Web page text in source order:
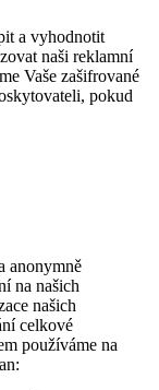
a vyhodnotit
naši reklamní
Vaše zašifrované
pokud
anonymně
na našich
našich
celkové
používáme na